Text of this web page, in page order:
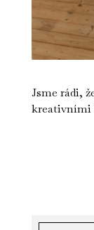
Jsme rádi,
kreativními